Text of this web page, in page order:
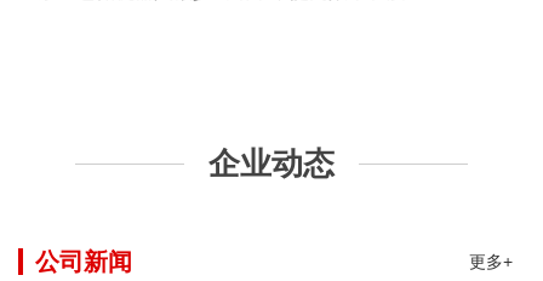
企业动态
更多+
公司新闻